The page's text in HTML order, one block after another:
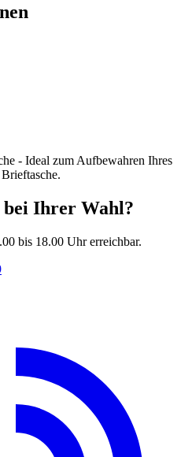
- Ideal zum Aufbewahren Ihres
Ihrer Wahl?
bis 18.00 Uhr erreichbar.